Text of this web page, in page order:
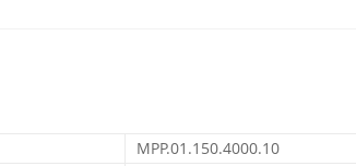
MPP.01.150.4000.10